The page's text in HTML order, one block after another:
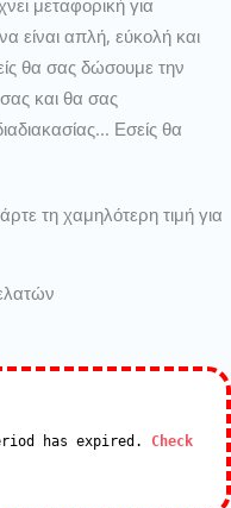
μεταφορική για
είναι απλή, εύκολή και
θα σας δώσουμε την
και θα σας
Εσείς θα
τη χαμηλότερη τιμή για
has expired. Check